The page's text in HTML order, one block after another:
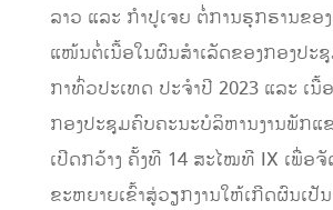
ລາວ ແລະ ກໍາປູເຈຍ ຕໍ່ການຮຸກຮານຂອ
ແໜ້ນຕໍ່ເນື້ອໃນຜົນສໍາເລັດຂອງກອງປະ
ກາທົ່ວປະເທດ ປະຈໍາປີ 2023 ແລະ ເນື້
ກອງປະຊຸມຄົບຄະນະບໍລິຫານງານພັກແ
ເປີດກວ້າງ ຄັ້ງທີ 14 ສະໄໝທີ IX ເພື່ອ
ຂະຫຍາຍເຂົ້າສູ່ວຽກງານໃຫ້ເກີດຜົນເປັ